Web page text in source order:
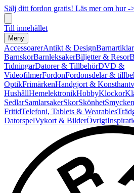
Sälj ditt fordon gratis! Läs mer om hur -
Till innehållet
Meny
AccessoarerAntikt & DesignBarnartiklar
BarnskorBarnleksakerBiljetter & Resor
TidningarDatorer & TillbehörDVD &
VideofilmerFordonFordonsdelar &
OptikFrimärkenHandgjort &
HushållHemelektronikHobbyKlockor
SedlarSamlarsakerSkorSkönhet
FritidTelefoni, Tablets & Wearables
DatorspelVykort & BilderÖvrigt